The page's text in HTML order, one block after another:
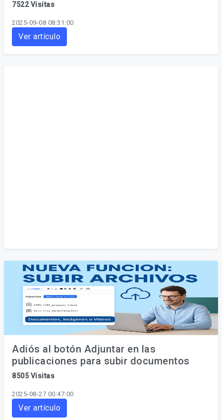
7522 Visitas
2025-09-08 08:31:00
Ver artículo
Adiós al botón Adjuntar en las
publicaciones para subir documentos
8505 Visitas
2025-08-27 00:47:00
Ver artículo